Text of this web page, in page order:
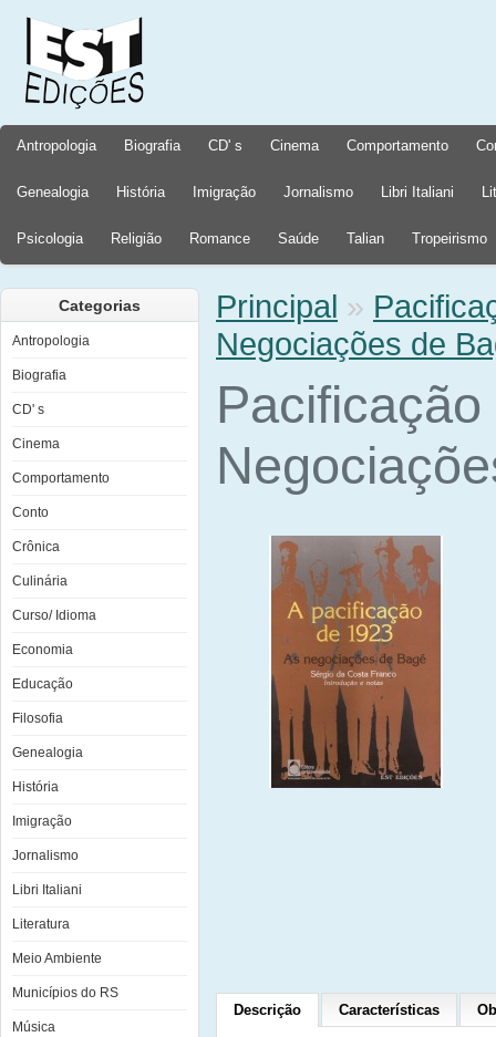
Antropologia Biografia CD' s Cinema Comportamento
Genealogia História Imigração Jornalismo Libri Italiani
Psicologia Religião Romance Saúde Talian Tropeirismo
Categorias
Antropologia
Biografia
CD' s
Cinema
Comportamento
Conto
Crônica
Culinária
Curso/ Idioma
Economia
Educação
Filosofia
Genealogia
História
Imigração
Jornalismo
Libri Italiani
Literatura
Meio Ambiente
Municípios do RS
Música
Principal »
Negociações de
Descrição Características